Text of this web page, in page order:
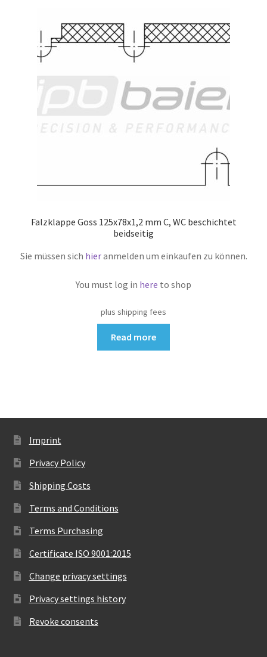
Falzklappe Goss 125x78x1,2 mm C, WC beschichtet
beidseitig
Sie müssen sich hieranmelden um einkaufen zu können.
You must log in here to shop
plus shipping fees
Read more
Imprint
Privacy Policy
Shipping Costs
Terms and Conditions
Terms Purchasing
Certificate ISO 9001:2015
Change privacy settings
Privacy settings history
Revoke consents